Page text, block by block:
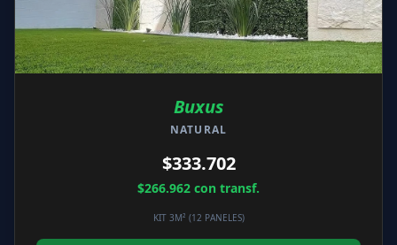
Buxus
NATURAL
$333.702
$266.962 con transf.
KIT 3M² (12 PANELES)